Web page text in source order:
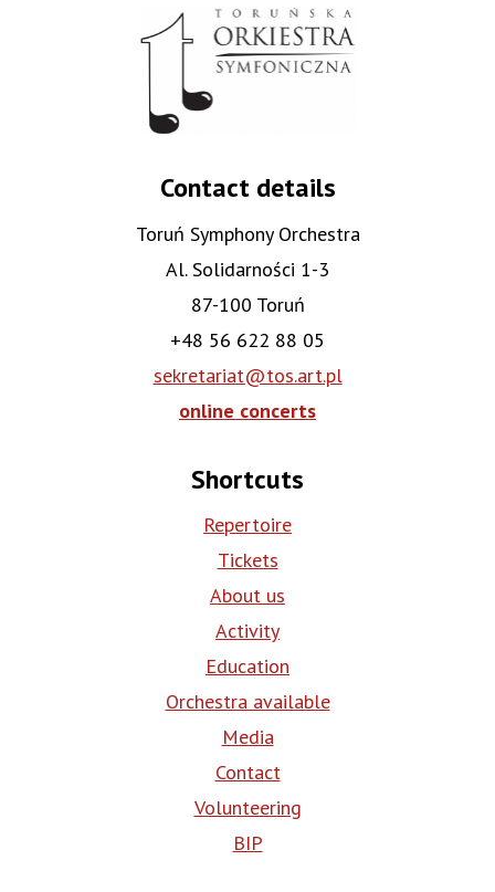
Contact details
Toruń Symphony Orchestra
Al. Solidarności 1-3
87-100 Toruń
+48 56 622 88 05
sekretariat@tos.art.pl
online concerts
Shortcuts
Repertoire
Tickets
About us
Activity
Education
Orchestra available
Media
Contact
Volunteering
BIP